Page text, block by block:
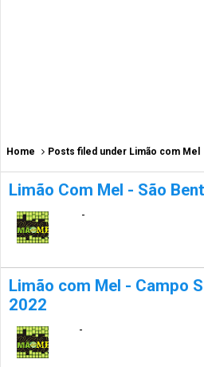
Home Posts filed under Limão com Mel
Limão Com Mel - São
-
Limão com Mel - Campo
2022
-